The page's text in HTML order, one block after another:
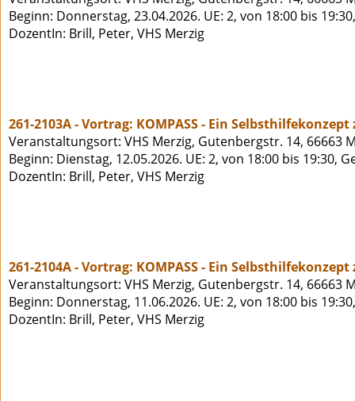
Beginn: Donnerstag, 23.04.2026. UE: 2, von 18:00 bis
DozentIn: Brill, Peter, VHS Merzig
261-2103A - Vortrag: KOMPASS - Ein
Veranstaltungsort: VHS Merzig, Gutenbergstr. 14, 66663
Beginn: Dienstag, 12.05.2026. UE: 2, von 18:00 bis 19:30,
DozentIn: Brill, Peter, VHS Merzig
261-2104A - Vortrag: KOMPASS - Ein
Veranstaltungsort: VHS Merzig, Gutenbergstr. 14, 66663
Beginn: Donnerstag, 11.06.2026. UE: 2, von 18:00 bis
DozentIn: Brill, Peter, VHS Merzig